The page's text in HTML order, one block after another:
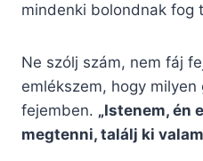
mindenki bolondnak fog
Ne szólj szám, nem fáj
emlékszem, hogy
fejemben. „Istenem, én
megtenni, találj ki